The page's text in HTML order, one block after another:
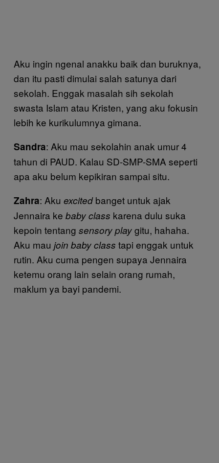
Aku ingin ngenal anakku baik dan buruknya,
dan itu pasti dimulai salah satunya dari
sekolah. Enggak masalah sih sekolah
swasta Islam atau Kristen, yang aku fokusin
lebih ke kurikulumnya gimana.
Sandra: Aku mau sekolahin anak umur 4
tahun di PAUD. Kalau SD-SMP-SMA seperti
apa aku belum kepikiran sampai situ.
Zahra: Aku excitedbanget untuk ajak
Jennaira ke baby class karena dulu suka
kepoin tentang sensory playgitu, hahaha.
Aku mau join baby class tapi enggak untuk
rutin. Aku cuma pengen supaya Jennaira
ketemu orang lain selain orang rumah,
maklum ya bayi pandemi.